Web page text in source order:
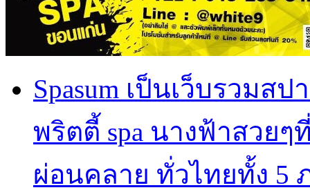
Spasum เป็นเว็บรวม
พริตตี้ spa นางฟ้าสวย
ผ่อนคลาย ทั่วไทยทั้ง 5